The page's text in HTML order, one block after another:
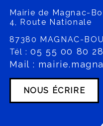
Mairie de Magnac-
4, Route Nationale
87380 MAGNAC-
Tél :05 55 00 80 28
Mail :
NOUS ÉCRIRE